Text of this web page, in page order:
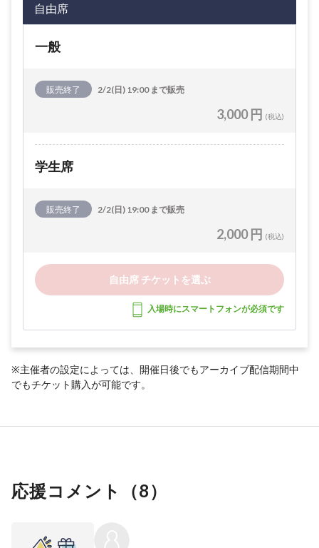
自由席
一般
販売終了 2/2(日) 19:00 まで販売
3,000 円 (税込)
学生席
販売終了 2/2(日) 19:00 まで販売
2,000 円 (税込)
自由席 チケットを選ぶ
入場時にスマートフォンが必須です
※主催者の設定によっては、開催日後でもアーカイブ配信期間中
でもチケット購入が可能です。
応援コメント（8）